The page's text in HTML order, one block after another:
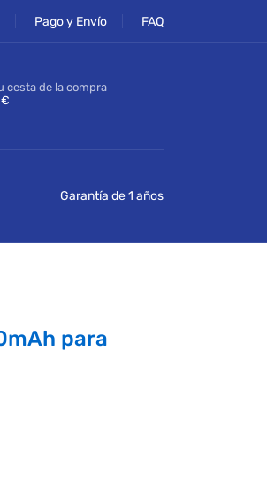
Pago y Envío FAQ
cesta de la compra
Garantía de 1 años
para